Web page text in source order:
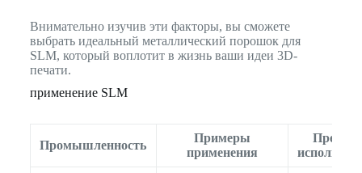
Внимательно изучив эти факторы, вы сможете
выбрать идеальный металлический порошок для
SLM, который воплотит в жизнь ваши идеи 3D-
печати.
применение SLM
Промышленность
Примеры
применения